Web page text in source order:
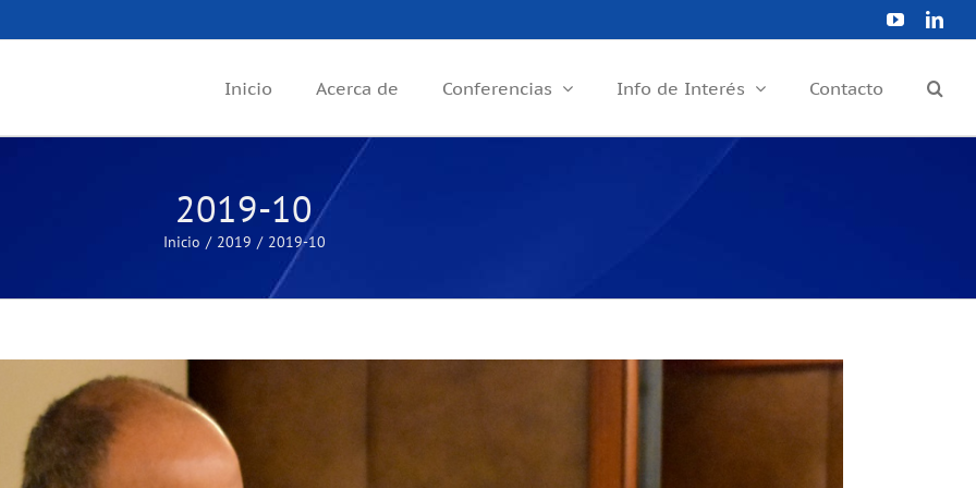
YouTube
Inicio Acerca de Conferencias Info de Interés Contacto
2019-10
Inicio 2019 2019-10